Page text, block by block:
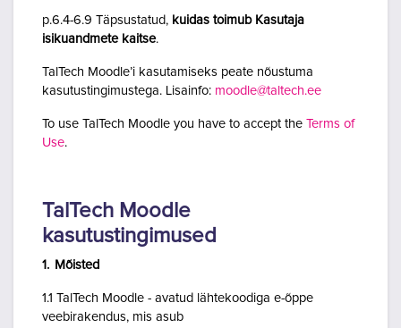
p.6.4-6.9 Täpsustatud, kuidas toimub Kasutaja
isikuandmete kaitse.
TalTech Moodle’i kasutamiseks peate nõustuma
kasutustingimustega. Lisainfo: moodle@taltech.ee
To use TalTech Moodle you have to accept the Terms of
Use.
TalTech Moodle
kasutustingimused
1. Mõisted
1.1 TalTech Moodle - avatud lähtekoodiga e-õppe
veebirakendus, mis asub